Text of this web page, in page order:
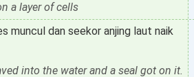
a layer of cells
muncul dan seekor anjing laut naik
into the water and a seal got on it.